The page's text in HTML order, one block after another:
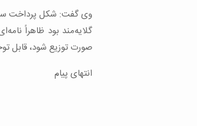
وی گفت: شکل پرداخت
صورت توزیع شود، قابل
انتهای پیام